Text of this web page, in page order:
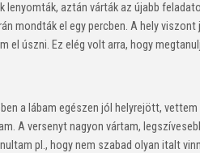
lenyomták, aztán várták az újabb
mondták el egy percben. A hely
el úszni. Ez elég volt arra, hogy
a lábam egészen jól helyrejött,
A versenyt nagyon vártam,
pl., hogy nem szabad olyan italt